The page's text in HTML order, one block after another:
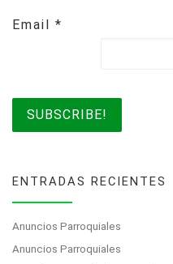
Email *
ENTRADAS RECIENTES
Anuncios Parroquiales
Anuncios Parroquiales